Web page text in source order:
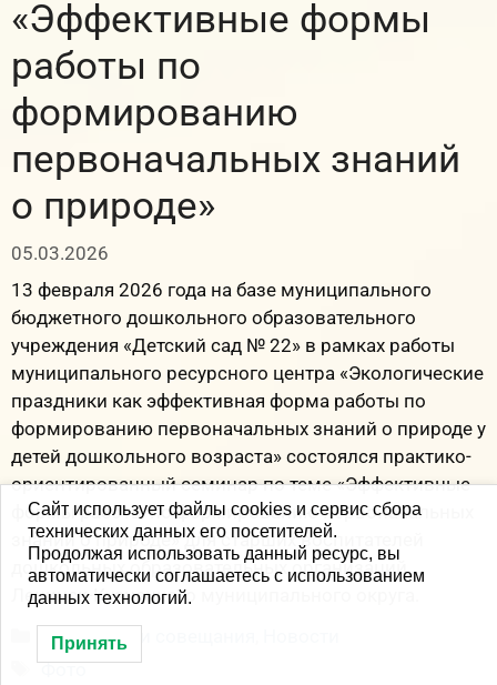
«Эффективные формы
работы по
формированию
первоначальных знаний
о природе»
05.03.2026
13 февраля 2026 года на базе муниципального
бюджетного дошкольного образовательного
учреждения «Детский сад № 22» в рамках работы
муниципального ресурсного центра «Экологические
праздники как эффективная форма работы по
формированию первоначальных знаний о природе у
детей дошкольного возраста» состоялся практико-
ориентированный семинар по теме «Эффективные
формы работы по формированию первоначальных
знаний о природе» для старших воспитателей
дошкольных образовательных организаций
Ленинск-Кузнецкого муниципального округа.
Рубрики
Семинары и совещания
Метки
Фото
Сайт использует файлы cookies и сервис сбора
технических данных его посетителей.
Продолжая использовать данный ресурс, вы
автоматически соглашаетесь с использованием
данных технологий.
Принять